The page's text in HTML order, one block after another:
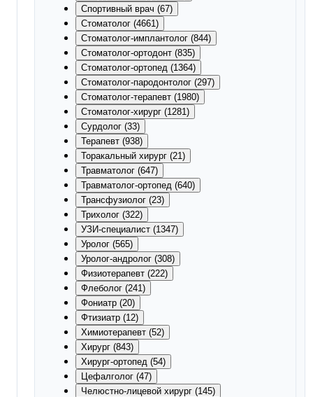
Спортивный врач (67)
Стоматолог (4661)
Стоматолог-имплантолог (844)
Стоматолог-ортодонт (835)
Стоматолог-ортопед (1364)
Стоматолог-пародонтолог (297)
Стоматолог-терапевт (1980)
Стоматолог-хирург (1281)
Сурдолог (33)
Терапевт (938)
Торакальный хирург (21)
Травматолог (647)
Травматолог-ортопед (640)
Трансфузиолог (23)
Трихолог (322)
УЗИ-специалист (1347)
Уролог (565)
Уролог-андролог (308)
Физиотерапевт (222)
Флеболог (241)
Фониатр (20)
Фтизиатр (12)
Химиотерапевт (52)
Хирург (843)
Хирург-ортопед (54)
Цефалголог (47)
Челюстно-лицевой хирург (145)